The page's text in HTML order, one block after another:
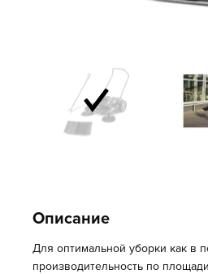
Описание
Для оптимальной уборки как в
производительность по